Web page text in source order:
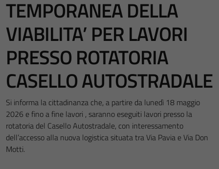
TEMPORANEA DELLA
VIABILITA’ PER LAVORI
PRESSO ROTATORIA
CASELLO AUTOSTRADALE
Si informa la cittadinanza che, a partire da lunedì 18 maggio
2026 e fino a fine lavori , saranno eseguiti lavori presso la
rotatoria del Casello Autostradale, con interessamento
dell’accesso alla nuova logistica situata tra Via Pavia e Via Don
Motti.